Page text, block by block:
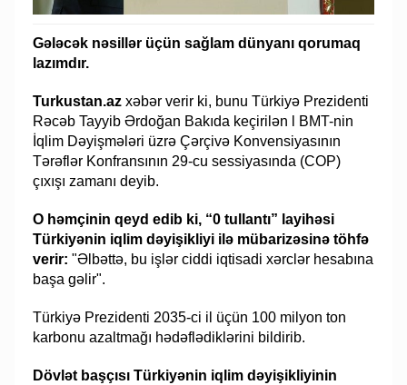
Gələcək nəsillər üçün sağlam dünyanı qorumaq
lazımdır.
Turkustan.az xəbər verir ki, bunu Türkiyə Prezidenti
Rəcəb Tayyib Ərdoğan Bakıda keçirilən l BMT-nin
İqlim Dəyişmələri üzrə Çərçivə Konvensiyasının
Tərəflər Konfransının 29-cu sessiyasında (COP)
çıxışı zamanı deyib.
O həmçinin qeyd edib ki, “0 tullantı” layihəsi
Türkiyənin iqlim dəyişikliyi ilə mübarizəsinə töhfə
verir:"Əlbəttə, bu işlər ciddi iqtisadi xərclər hesabına
başa gəlir".
Türkiyə Prezidenti 2035-ci il üçün 100 milyon ton
karbonu azaltmağı hədəflədiklərini bildirib.
Dövlət başçısı Türkiyənin iqlim dəyişikliyinin